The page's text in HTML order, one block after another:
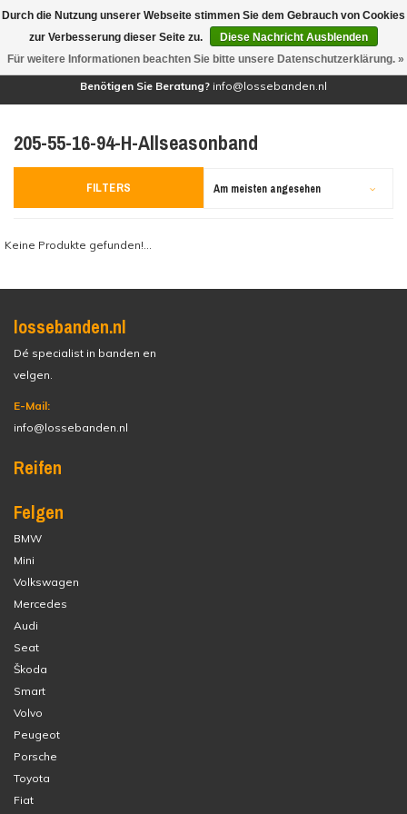
(0)
Benötigen Sie Beratung? info@lossebanden.nl
205-55-16-94-H-Allseasonband
FILTERS Am meisten angesehen
Keine Produkte gefunden!...
lossebanden.nl
Dé specialist in banden en
velgen.
E-Mail:
info@lossebanden.nl
Reifen
Felgen
BMW
Mini
Volkswagen
Mercedes
Audi
Seat
Škoda
Smart
Volvo
Peugeot
Porsche
Toyota
Fiat
Durch die Nutzung unserer Webseite stimmen Sie dem Gebrauch von Cookies
zur Verbesserung dieser Seite zu.
Diese Nachricht Ausblenden
Für weitere Informationen beachten Sie bitte unsere Datenschutzerklärung. »